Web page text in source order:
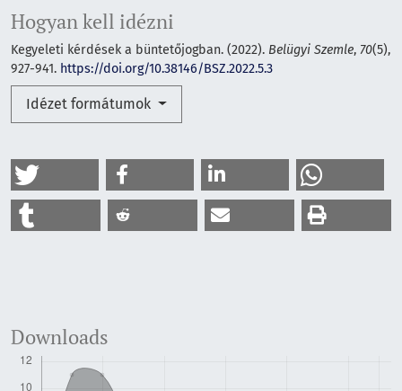
Hogyan kell idézni
Kegyeleti kérdések a büntetőjogban. (2022). Belügyi Szemle, 70(5),
927-941. https://doi.org/10.38146/BSZ.2022.5.3
Idézet formátumok
Downloads